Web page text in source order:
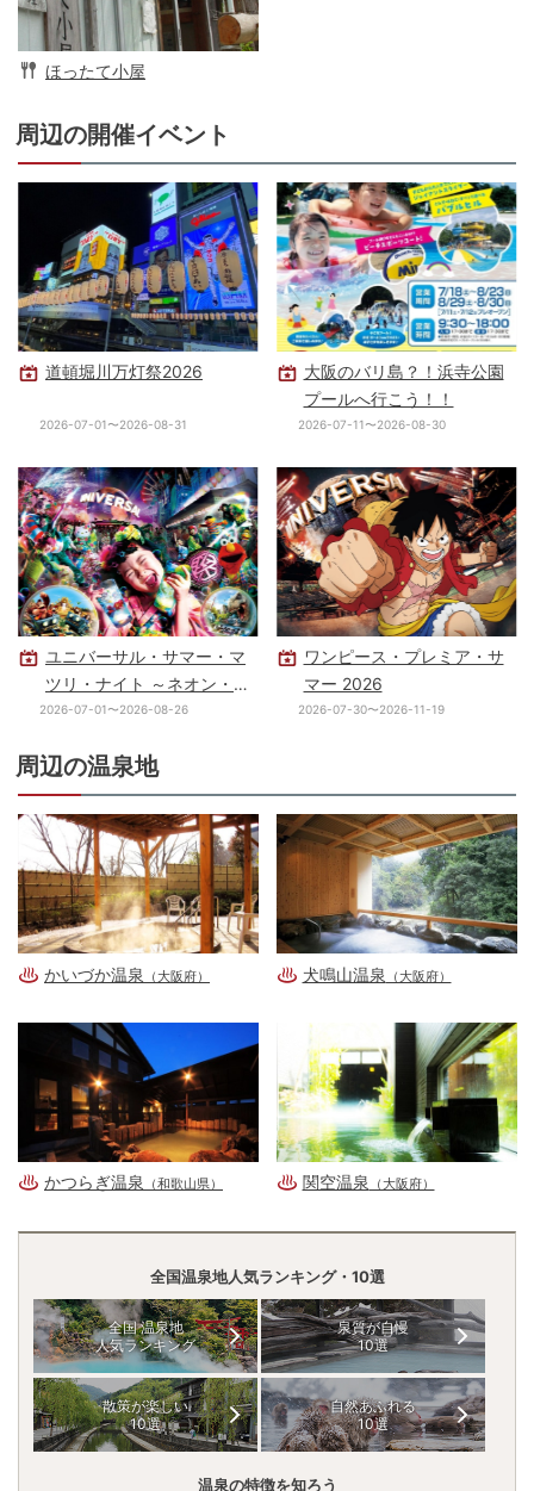
ほったて小屋
周辺の開催イベント
道頓堀川万灯祭2026
2026-07-01〜2026-08-31
大阪のバリ島？！浜寺公園
プールへ行こう！！
2026-07-11〜2026-08-30
ユニバーサル・サマー・マ
ツリ・ナイト ～ネオン・グ
ロウアップ～
2026-07-01〜2026-08-26
ワンピース・プレミア・サ
マー 2026
2026-07-30〜2026-11-19
周辺の温泉地
かいづか温泉 （大阪府） 犬鳴山温泉 （大阪府）
かつらぎ温泉 （和歌山県） 関空温泉 （大阪府）
全国温泉地人気ランキング・10選
全国 温泉地
人気ランキング
泉質が自慢
10選
散策が楽しい
10選
自然あふれる
10選
温泉の特徴を知ろう